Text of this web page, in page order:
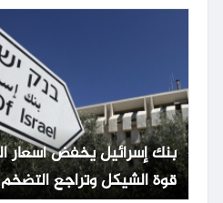
قوة الشيكل وتراجع التضخم